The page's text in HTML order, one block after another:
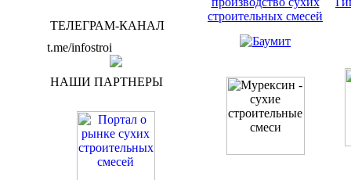
ТЕЛЕГРАМ-КАНАЛ
t.me/infostroi
НАШИ ПАРТНЕРЫ